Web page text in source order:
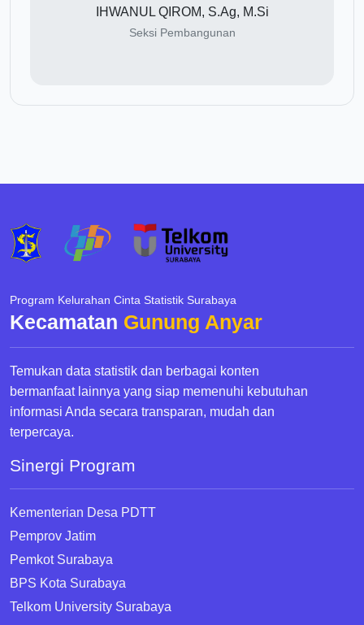
IHWANUL QIROM, S.Ag, M.Si
Seksi Pembangunan
Program Kelurahan Cinta Statistik Surabaya
Kecamatan Gunung Anyar
Temukan data statistik dan berbagai konten
bermanfaat lainnya yang siap memenuhi kebutuhan
informasi Anda secara transparan, mudah dan
terpercaya.
Sinergi Program
Kementerian Desa PDTT
Pemprov Jatim
Pemkot Surabaya
BPS Kota Surabaya
Telkom University Surabaya